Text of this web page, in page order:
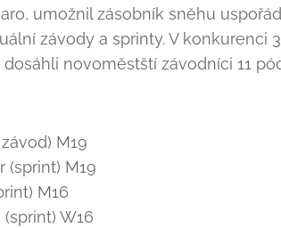
umožnil zásobník sněhu
závody a sprinty. V konkurenci
dosáhli novoměstští závodníci 11
M19
(sprint) M19
M16
W16